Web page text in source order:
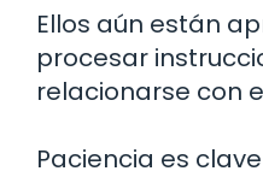
Ellos aún están
procesar
relacionarse con
Paciencia es